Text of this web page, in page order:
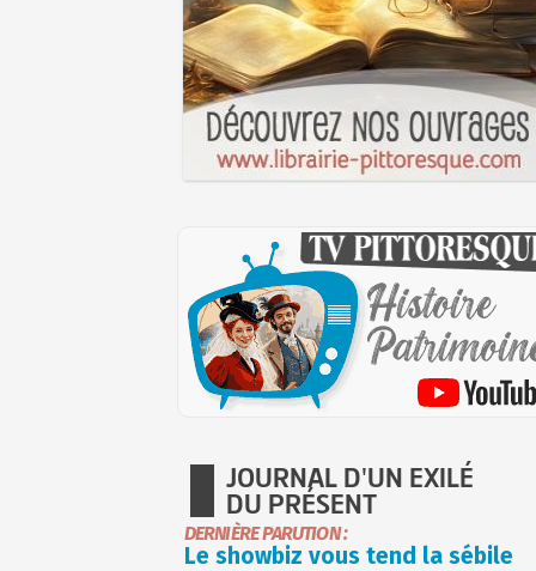
JOURNAL D'UN EXILÉ
DU PRÉSENT
DERNIÈRE PARUTION :
Le showbiz vous tend la sébile